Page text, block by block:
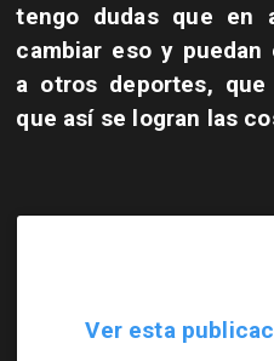
tengo dudas que en
cambiar eso y
a otros deportes,
que así se logran las
Ver esta